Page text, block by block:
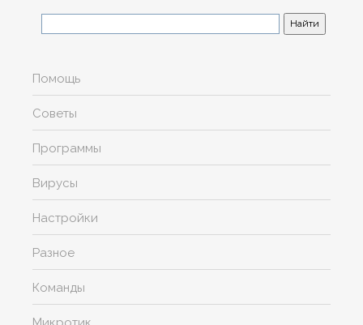
Помощь
Советы
Программы
Вирусы
Настройки
Разное
Команды